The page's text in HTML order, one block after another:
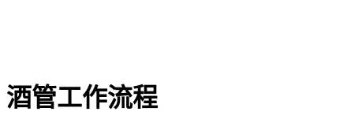
酒管工作流程